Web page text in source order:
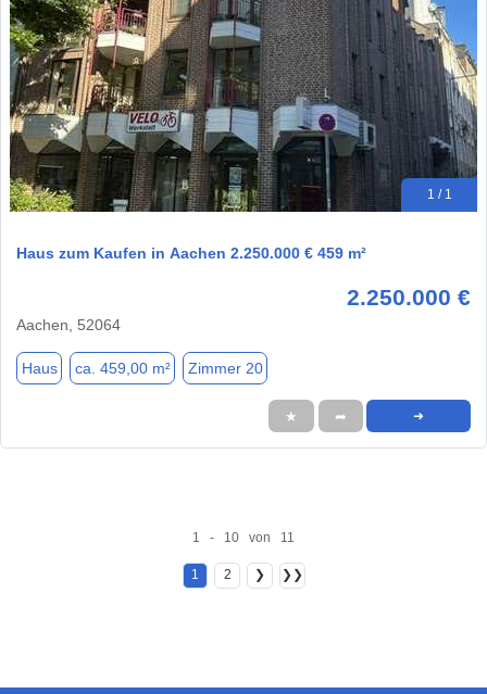
1 / 1
Haus zum Kaufen in Aachen 2.250.000 € 459 m²
2.250.000 €
Aachen, 52064
Haus ca. 459,00 m² Zimmer 20
★ ➦ ➜
1 - 10 von 11
1 2 ❯ ❯❯